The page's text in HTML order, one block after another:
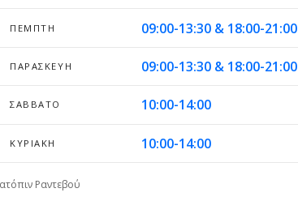
ΠΈΜΠΤΗ 09:00-13:30 & 18:00-21:00
ΠΑΡΑΣΚΕΥΉ 09:00-13:30 & 18:00-21:00
ΣΆΒΒΑΤΟ 10:00-14:00
ΚΥΡΙΑΚΉ 10:00-14:00
Ραντεβού